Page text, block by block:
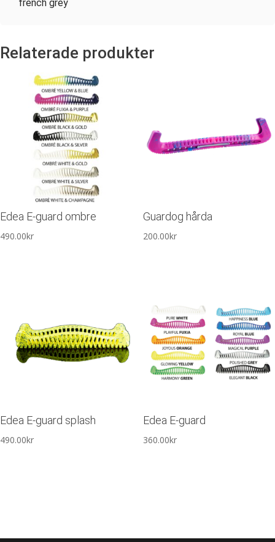
french grey
Relaterade produkter
Edea E-guard ombre
490.00kr
Guardog hårda
200.00kr
Edea E-guard splash
490.00kr
Edea E-guard
360.00kr